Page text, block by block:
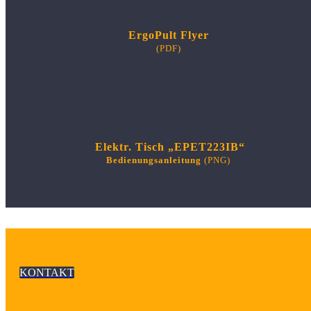
ErgoPult Flyer
(PDF)
Elektr. Tisch „EPET223IB“
Bedienungsanleitung(PNG)
KONTAKT